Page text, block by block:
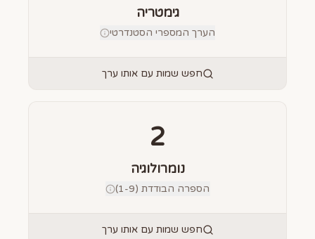
גימטריה
הערך המספרי הסטנדרטי
חפש שמות עם אותו ערך
2
נומרולוגיה
הספרה הבודדת (1-9)
חפש שמות עם אותו ערך